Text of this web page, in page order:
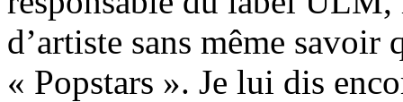
d’artiste sans même savoir
« Popstars ». Je lui dis